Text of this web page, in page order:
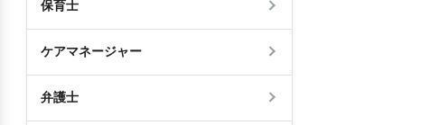
保育士
ケアマネージャー
弁護士